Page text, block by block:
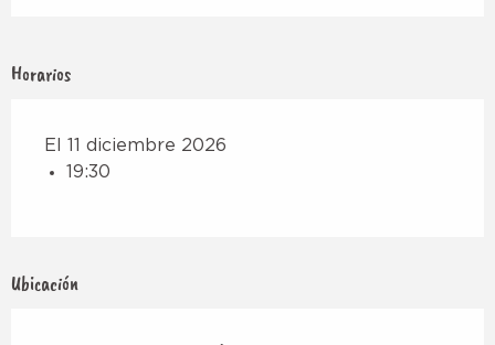
Horarios
El 11 diciembre 2026
19:30
Ubicación